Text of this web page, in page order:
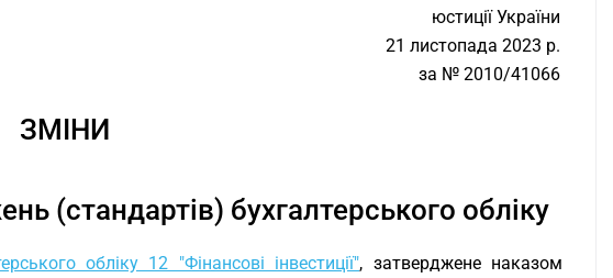
юстиції України
21 листопада 2023 р.
за № 2010/41066
ЗМІНИ
(стандартів) бухгалтерського обліку
обліку 12 "Фінансові інвестиції", затверджене наказом